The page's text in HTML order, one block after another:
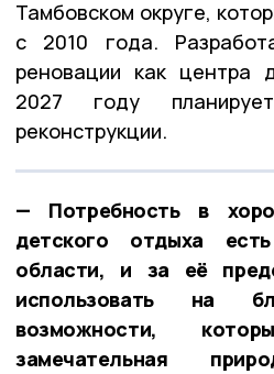
Тамбовском округе,
с 2010 года.
реновации как центра
2027 году
реконструкции.
— Потребность в
детского отдыха
области, и за её
использовать на
возможности,
замечательная